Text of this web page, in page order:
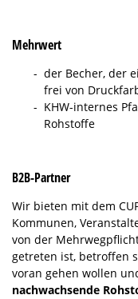
Mehrwert
der Becher, der
frei von
KHW-internes
Rohstoffe
B2B-Partner
Wir bieten mit dem
Kommunen,
von der
getreten ist, betroffen
voran gehen wollen
nachwachsende